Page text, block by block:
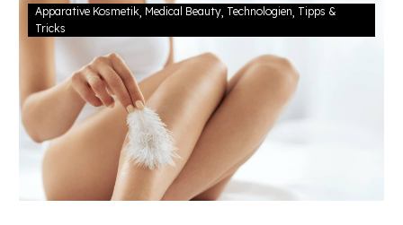
Apparative Kosmetik Medical Beauty Technologien Tipps &
Tricks